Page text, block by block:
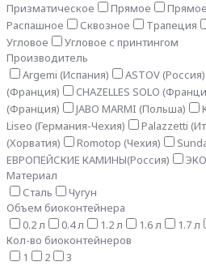
Призматическое
Прямое
Распашное
Сквозное Трапеция
Угловое
Угловое с принтингом
Производитель
Argemi (Испания)
ASTOV (Россия)
(Франция)
CHAZELLES SOLO
(Франция)
JABO MARMI (Польша)
Liseo (Германия-Чехия)
Palazzetti
(Хорватия)
Romotop (Чехия)
ЕВРОПЕЙСКИЕ КАМИНЫ(Россия)
Материал
Сталь
Чугун
Объем биоконтейнера
0.2 л
0.4 л 1.2 л 1.6 л 1.7 л
Кол-во биоконтейнеров
1
2 3